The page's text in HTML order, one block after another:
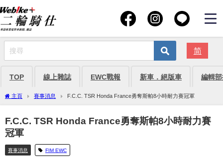
简
TOP 線上雜誌 EWC戰報 新車．絕版車 編輯
主頁 賽事消息 F.C.C. TSR Honda France勇奪斯帕8小時耐力賽冠軍
F.C.C. TSR Honda France勇奪斯帕8小時耐力賽
冠軍
賽事消息 FIM EWC